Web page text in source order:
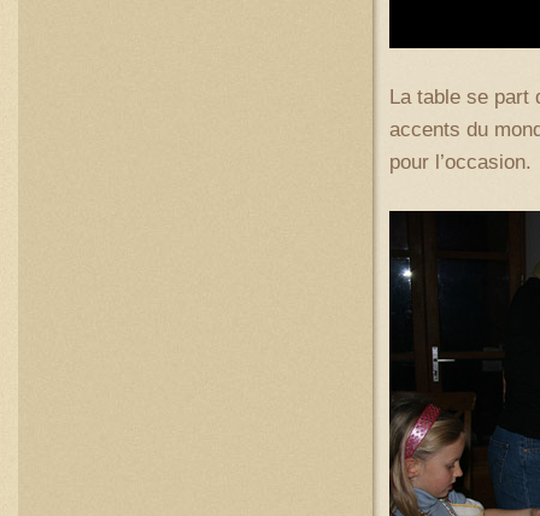
La table se part
accents du
pour l’occasion.